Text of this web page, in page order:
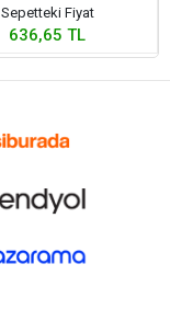
Sepetteki Fiyat
636,65 TL